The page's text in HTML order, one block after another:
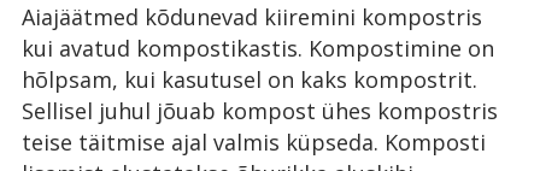
Aiajäätmed kõdunevad kiiremini kompostris
kui avatud kompostikastis. Kompostimine on
hõlpsam, kui kasutusel on kaks kompostrit.
Sellisel juhul jõuab kompost ühes kompostris
teise täitmise ajal valmis küpseda. Komposti